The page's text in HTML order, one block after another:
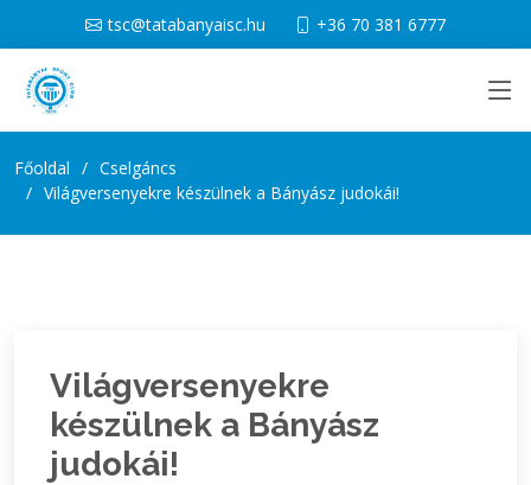
tsc@tatabanyaisc.hu +36 70 381 6777
Főoldal
Cselgáncs
Világversenyekre készülnek a Bányász judokái!
Világversenyekre
készülnek a Bányász
judokái!